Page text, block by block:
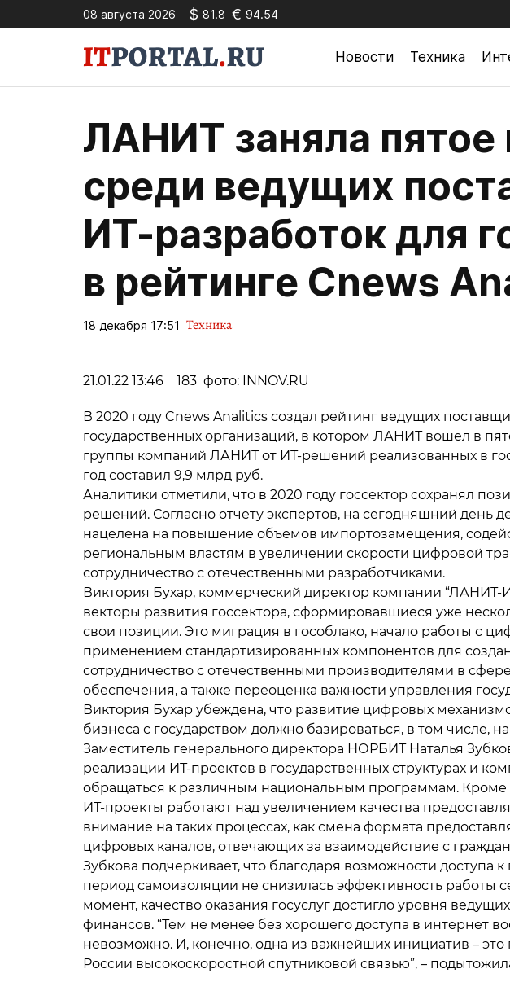
08 августа 2026 $ 81.8 € 94.54
Новости Техника
ЛАНИТ заняла пятое
среди ведущих
ИТ-разработок для
в рейтинге Cnews
18 декабря 17:51 Техника
21.01.22 13:46 183 фото: INNOV.RU
В 2020 году Cnews Analitics создал рейтинг ведущих
государственных организаций, в котором ЛАНИТ вошел в
группы компаний ЛАНИТ от ИТ-решений реализованных в
год составил 9,9 млрд руб.
Аналитики отметили, что в 2020 году госсектор сохранял
решений. Согласно отчету экспертов, на сегодняшний день
нацелена на повышение объемов импортозамещения,
региональным властям в увеличении скорости цифровой
сотрудничество с отечественными разработчиками.
Виктория Бухар, коммерческий директор компании “ЛАНИТ-
векторы развития госсектора, сформировавшиеся уже
свои позиции. Это миграция в гособлако, начало работы с
применением стандартизированных компонентов для
сотрудничество с отечественными производителями в
обеспечения, а также переоценка важности управления
Виктория Бухар убеждена, что развитие цифровых
бизнеса с государством должно базироваться, в том числе,
Заместитель генерального директора НОРБИТ Наталья
реализации ИТ-проектов в государственных структурах и
обращаться к различным национальным программам. Кроме
ИТ-проекты работают над увеличением качества
внимание на таких процессах, как смена формата
цифровых каналов, отвечающих за взаимодействие с
Зубкова подчеркивает, что благодаря возможности доступа
период самоизоляции не снизилась эффективность работы
момент, качество оказания госуслуг достигло уровня
финансов. “Тем не менее без хорошего доступа в интернет
невозможно. И, конечно, одна из важнейших инициатив –
России высокоскоростной спутниковой связью”, –